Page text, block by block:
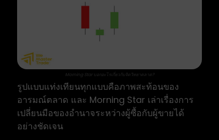
Morning Star บอกอะไรเกี่ยวกับจิตวิทยาตลาด?
รูปแบบแท่งเทียนทุกแบบคือภาพสะท้อนของ
อารมณ์ตลาด และ Morning Star เล่าเรื่องการ
เปลี่ยนมือของอำนาจระหว่างผู้ซื้อกับผู้ขายได้
อย่างชัดเจน